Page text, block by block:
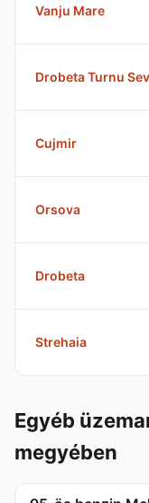
Vanju Mare
Drobeta Turnu
Cujmir
Orsova
Drobeta
Strehaia
Egyéb
megyében